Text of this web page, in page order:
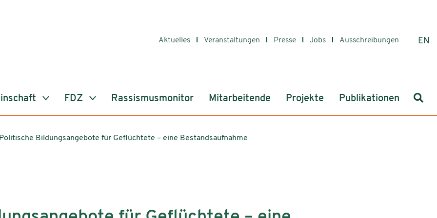
Aktuelles Veranstaltungen Presse Jobs Ausschreibungen EN
FDZ Rassismusmonitor Mitarbeitende Projekte Publikationen
Politische Bildungsangebote für Geflüchtete – eine Bestandsaufnahme